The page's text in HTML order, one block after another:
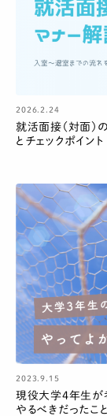
2026.2.24
就活面接（対面）
とチェックポイント
2023.9.15
現役大学4年生が
やるべきだったこと